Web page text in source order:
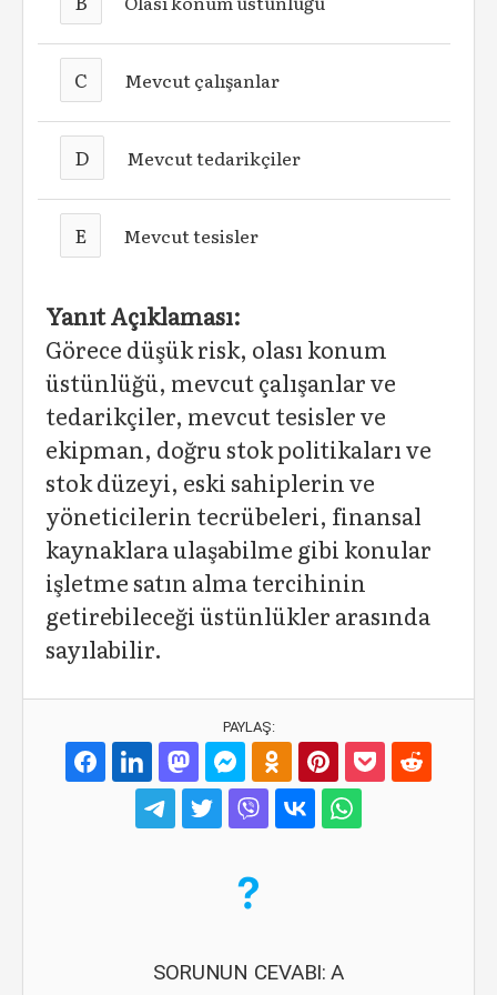
C Mevcut çalışanlar
D Mevcut tedarikçiler
E Mevcut tesisler
Yanıt Açıklaması:
Görece düşük risk, olası konum
üstünlüğü, mevcut çalışanlar ve
tedarikçiler, mevcut tesisler ve
ekipman, doğru stok politikaları ve
stok düzeyi, eski sahiplerin ve
yöneticilerin tecrübeleri, finansal
kaynaklara ulaşabilme gibi konular
işletme satın alma tercihinin
getirebileceği üstünlükler arasında
sayılabilir.
PAYLAŞ:
SORUNUN CEVABI: A